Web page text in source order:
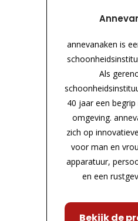
annevanaken is
Als
40 jaar een
omgeving.
zich op
voor man en
apparatuur,
en een
Bekijk de